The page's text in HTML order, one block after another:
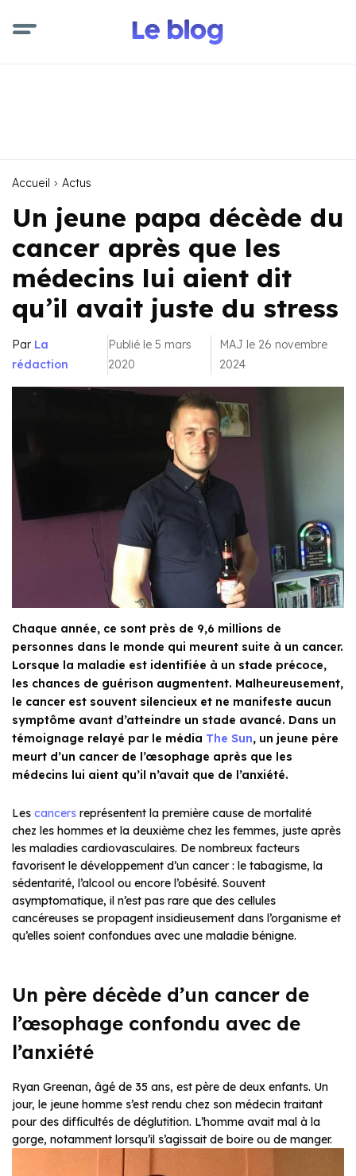
Accueil Actus
Un jeune papa décède du
cancer après que les
médecins lui aient dit
qu’il avait juste du stress
Par La
rédaction
Publié le 5 mars
2020
MAJ le 26 novembre
2024
Chaque année, ce sont près de 9,6 millions de
personnes dans le monde qui meurent suite à un cancer.
Lorsque la maladie est identifiée à un stade précoce,
les chances de guérison augmentent. Malheureusement,
le cancer est souvent silencieux et ne manifeste aucun
symptôme avant d’atteindre un stade avancé. Dans un
témoignage relayé par le média The Sun, un jeune père
meurt d’un cancer de l’œsophage après que les
médecins lui aient qu’il n’avait que de l’anxiété.
Les cancers représentent la première cause de mortalité
chez les hommes et la deuxième chez les femmes, juste après
les maladies cardiovasculaires. De nombreux facteurs
favorisent le développement d’un cancer : le tabagisme, la
sédentarité, l’alcool ou encore l’obésité. Souvent
asymptomatique, il n’est pas rare que des cellules
cancéreuses se propagent insidieusement dans l’organisme et
qu’elles soient confondues avec une maladie bénigne.
Un père décède d’un cancer de
l’œsophage confondu avec de
l’anxiété
Ryan Greenan, âgé de 35 ans, est père de deux enfants. Un
jour, le jeune homme s’est rendu chez son médecin traitant
pour des difficultés de déglutition. L’homme avait mal à la
gorge, notamment lorsqu’il s’agissait de boire ou de manger.